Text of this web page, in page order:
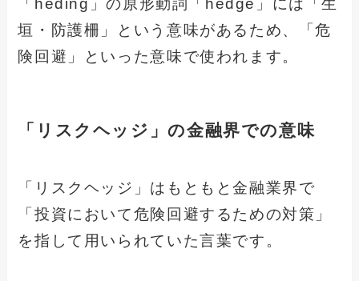
「heding」の原形動詞「hedge」には「生
垣・防護柵」という意味があるため、「危
険回避」といった意味で使われます。
「リスクヘッジ」の金融界での意味
「リスクヘッジ」はもともと金融業界で
「投資において危険回避するための対策」
を指して用いられていた言葉です。